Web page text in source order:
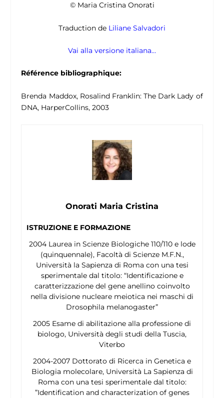
© Maria Cristina Onorati
Traduction de Liliane Salvadori
Vai alla versione italiana…
Référence bibliographique:
Brenda Maddox, Rosalind Franklin: The Dark Lady of
DNA, HarperCollins, 2003
Onorati Maria Cristina
ISTRUZIONE E FORMAZIONE
2004 Laurea in Scienze Biologiche 110/110 e lode
(quinquennale), Facoltà di Scienze M.F.N.,
Università la Sapienza di Roma con una tesi
sperimentale dal titolo: “Identificazione e
caratterizzazione del gene anellinocoinvolto
nella divisione nucleare meiotica nei maschi di
Drosophila melanogaster”
2005 Esame di abilitazione alla professione di
biologo, Università degli studi della Tuscia,
Viterbo
2004-2007 Dottorato di Ricerca in Genetica e
Biologia molecolare, Università La Sapienza di
Roma con una tesi sperimentale dal titolo:
”Identification and characterization of genes